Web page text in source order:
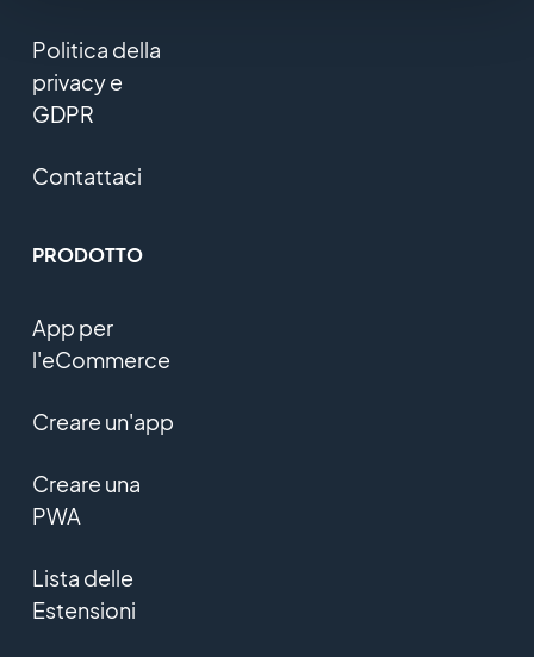
Politica della
privacy e
GDPR
Contattaci
PRODOTTO
App per
l'eCommerce
Creare un'app
Creare una
PWA
Lista delle
Estensioni